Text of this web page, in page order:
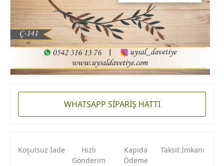
WHATSAPP SİPARİŞ HATTI
Koşulsuz İade
Hızlı
Gönderim
Kapıda
Ödeme
Taksit İmkanı